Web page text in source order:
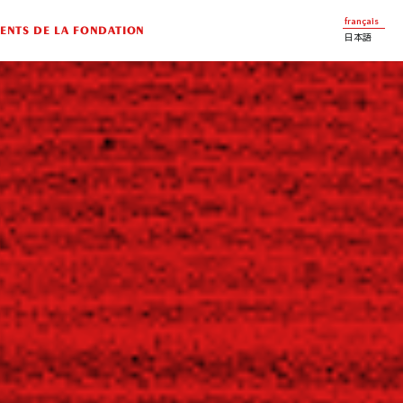
DE LA FONDATION
français
日本語